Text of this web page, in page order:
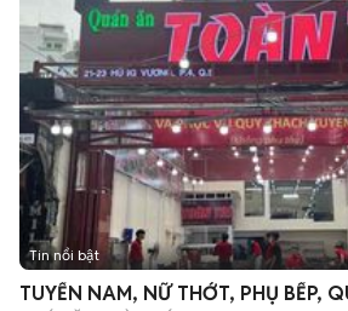
Tin nổi bật
TUYỂN NAM, NỮ THỚT, PHỤ BẾP,